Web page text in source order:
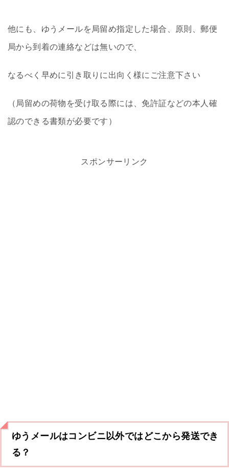
他にも、ゆうメールを局留め指定した場合、原則、郵便
局から到着の連絡などは無いので、
なるべく早めに引き取りに出向く様にご注意下さい
（局留めの荷物を受け取る際には、免許証などの本人確
認のできる書類が必要です）
スポンサーリンク
ゆうメールはコンビニ以外ではどこから発送でき
る？